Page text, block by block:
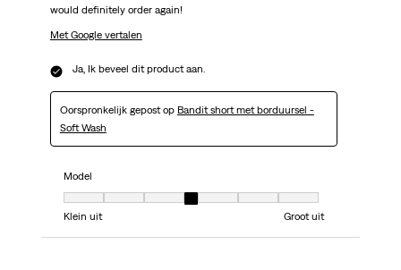
would definitely order again!
Met Google vertalen
Ja, Ik beveel dit product aan.
Oorspronkelijk gepost op Bandit short met borduursel -
Soft Wash
Model
Model, 4 van 7, waarbij 1 gelijk is aan Klein uit en 7 gelijk is aan Groot uit
Klein uit
Groot uit